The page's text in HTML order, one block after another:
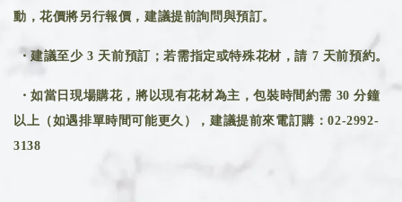
動，花價將另行報價，建議提前詢問與預訂。
・建議至少 3 天前預訂；若需指定或特殊花材，請 7 天前預約。
・如當日現場購花，將以現有花材為主，包裝時間約需 30 分鐘
以上（如遇排單時間可能更久），建議提前來電訂購：02-2992-
3138